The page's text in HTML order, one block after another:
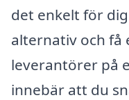
det enkelt för
alternativ och få
leverantörer på
innebär att du